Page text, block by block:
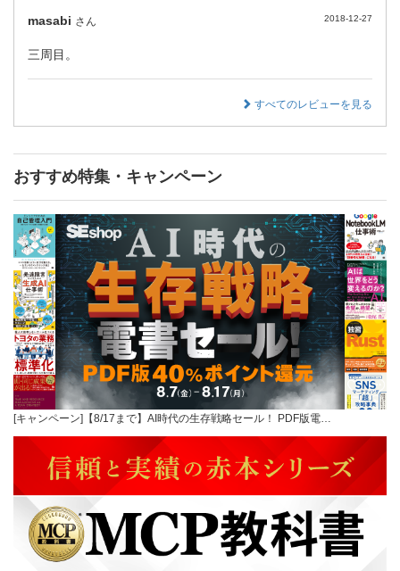
masabi さん 2018-12-27
三周目。
すべてのレビューを見る
おすすめ特集・キャンペーン
[キャンペーン]【8/17まで】AI時代の生存戦略セール！ PDF版電…